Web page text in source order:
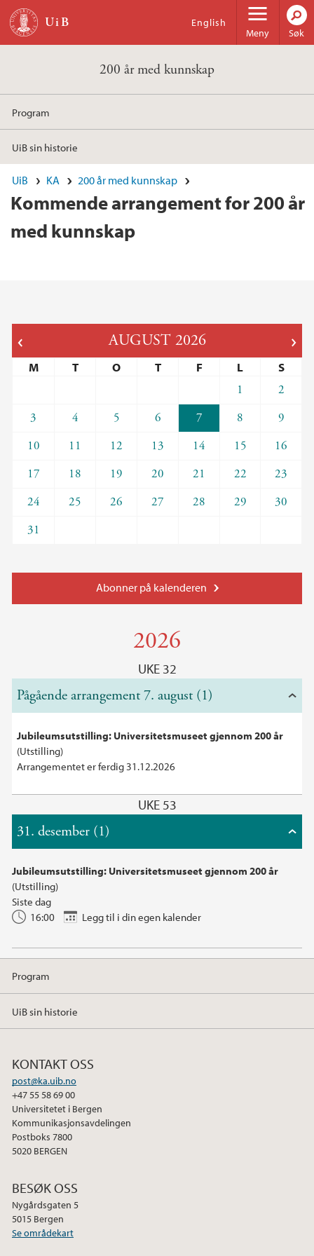
Hopp til hovedinnhold
Meny
English
Søk
200 år med kunnskap
Program
UiB sin historie
UiB KA 200 år med kunnskap
Kommende arrangement for 200 år
med kunnskap
AUGUST 2026
M T O T F L S
1
2
3
4 5 6 7 8
9
10
11 12 13 14 15
16
17
18 19 20 21 22
23
24
25 26 27 28 29
30
31
Abonner på kalenderen
2026
UKE 32
Pågående arrangement 7. august (1)
Jubileumsutstilling: Universitetsmuseet gjennom 200 år
(Utstilling)
Arrangementet er ferdig 31.12.2026
UKE 53
31. desember (1)
Jubileumsutstilling: Universitetsmuseet gjennom 200 år
(Utstilling)
Siste dag
16:00
Legg til i din egen kalender
Program
UiB sin historie
KONTAKT OSS
post@ka.uib.no
+47 55 58 69 00
Universitetet i Bergen
Kommunikasjonsavdelingen
Postboks 7800
5020 BERGEN
BESØK OSS
Nygårdsgaten 5
5015 Bergen
Se områdekart